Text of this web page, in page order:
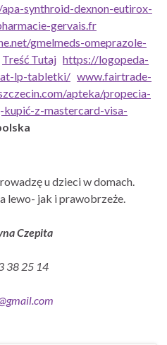
synthroid-dexnon-eutirox-
gervais.fr
gmelmeds-omeprazole-
Treść Tutaj https://logopeda-
lp-tabletki/ www.fairtrade-
apteka/propecia-
z-mastercard-visa-
u dzieci w domach.
lewo- jak i prawobrzeże.
Czepita
38 25 14